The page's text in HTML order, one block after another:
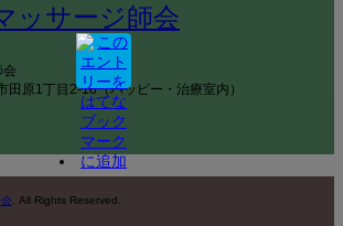
ッサージ師会
原1丁目2-18（ハッピー・治療室内）
. All Rights Reserved.